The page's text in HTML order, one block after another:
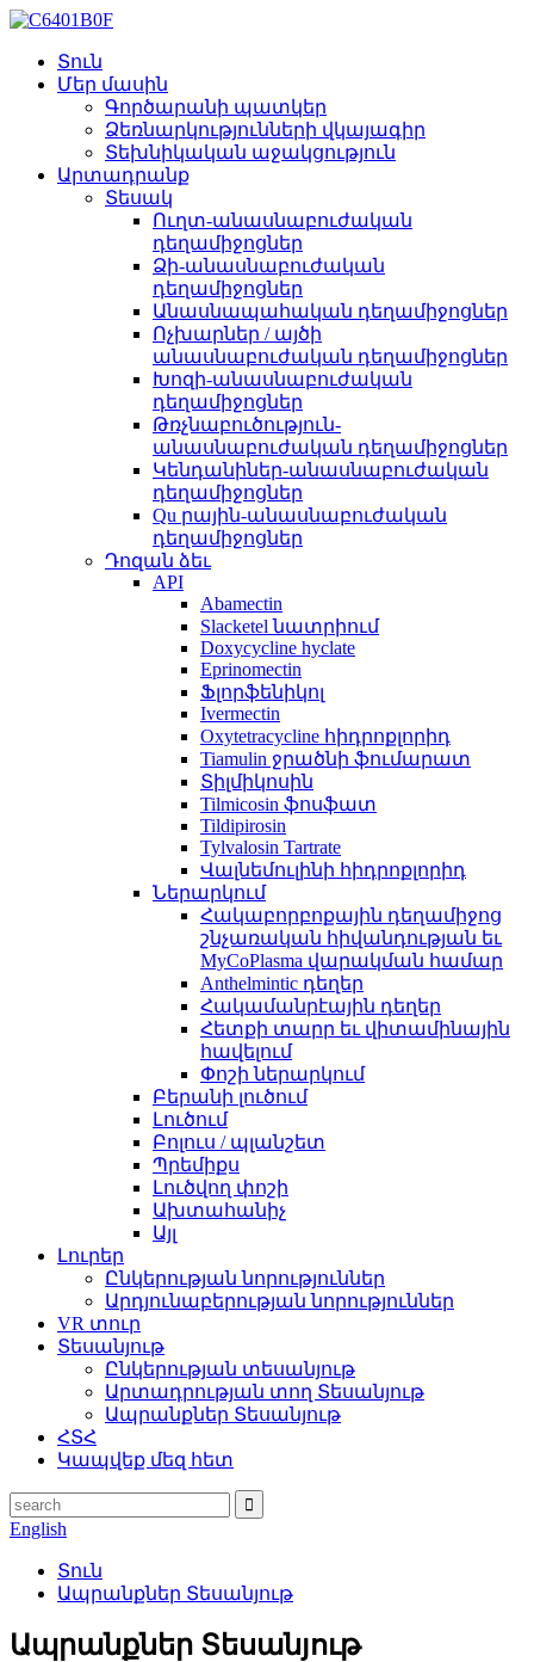
Տուն
Մեր մասին
Գործարանի պատկեր
Ձեռնարկությունների վկայագիր
Տեխնիկական աջակցություն
Արտադրանք
Տեսակ
Ուղտ-անասնաբուժական
դեղամիջոցներ
Ձի-անասնաբուժական
դեղամիջոցներ
Անասնապահական դեղամիջոցներ
Ոչխարներ / այծի
անասնաբուժական դեղամիջոցներ
Խոզի-անասնաբուժական
դեղամիջոցներ
Թռչնաբուծություն-
անասնաբուժական դեղամիջոցներ
Կենդանիներ-անասնաբուժական
դեղամիջոցներ
Qu րային-անասնաբուժական
դեղամիջոցներ
Դոզան ձեւ
API
Abamectin
Slacketel նատրիում
Doxycycline hyclate
Eprinomectin
Ֆլորֆենիկոլ
Ivermectin
Oxytetracycline հիդրոքլորիդ
Tiamulin ջրածնի ֆումարատ
Տիլմիկոսին
Tilmicosin ֆոսֆատ
Tildipirosin
Tylvalosin Tartrate
Վալնեմուլինի հիդրոքլորիդ
Ներարկում
Հակաբորբոքային դեղամիջոց
շնչառական հիվանդության եւ
MyCoPlasma վարակման համար
Anthelmintic դեղեր
Հակամանրէային դեղեր
Հետքի տարր եւ վիտամինային
հավելում
Փոշի ներարկում
Բերանի լուծում
Լուծում
Բոլուս / պլանշետ
Պրեմիքս
Լուծվող փոշի
Ախտահանիչ
Այլ
Լուրեր
Ընկերության նորություններ
Արդյունաբերության նորություններ
VR տուր
Տեսանյութ
Ընկերության տեսանյութ
Արտադրության տող Տեսանյութ
Ապրանքներ Տեսանյութ
ՀՏՀ
Կապվեք մեզ հետ
English
Տուն
Ապրանքներ Տեսանյութ
Ապրանքներ Տեսանյութ